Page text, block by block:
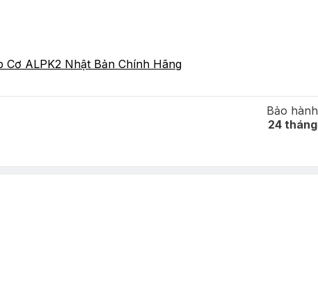
ALPK2 Nhật Bản Chính Hãng
Bảo hành
24 tháng